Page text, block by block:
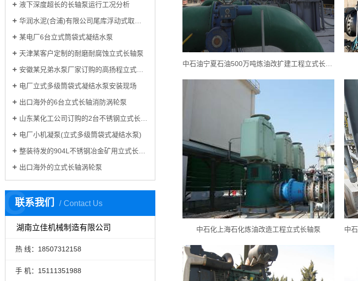
液下深度超长的长轴泵运行工况分析
华润水泥(合浦)有限公司尾库浮动式取水泵站立式长轴泵安装现场
某电厂6台立式筒袋式凝结水泵
天津某客户定制的耐磨耐腐蚀立式长轴泵
安徽某兄弟水泵厂家订购的高扬程立式长轴泵
电厂立式多级筒袋式凝结水泵安装现场
出口海外的6台立式长轴消防涡轮泵
山东某化工公司订购的2台不锈钢立式长轴液下泵
电厂小机凝泵(立式多级筒袋式凝结水泵)
整装待发的904L不锈钢冶金矿用立式长轴泵
出口海外的立式长轴涡轮泵
联系我们 Contact Us
C
湖南立佳机械制造有限公司
热 线：18507312158
手 机：15111351988
中石化上海石化炼油改造工程立式长轴泵